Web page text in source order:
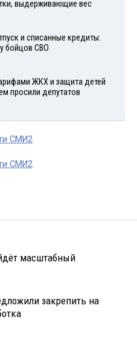
выдерживающие вес
и списанные кредиты:
бойцов СВО
ЖКХ и защита детей
просили депутатов
СМИ2
СМИ2
масштабный
закрепить на